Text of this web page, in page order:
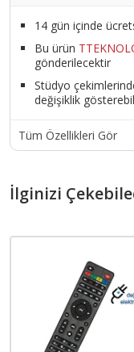
14 gün içinde
Bu ürün
gönderilecektir
Stüdyo
değişiklik
Tüm Özellikleri Gör
İlginizi